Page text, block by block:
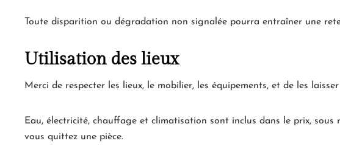
Toute disparition ou dégradation non signalée pourra entraîner une
Utilisation des lieux
Merci de respecter les lieux, le mobilier, les équipements, et de les
Eau, électricité, chauffage et climatisation sont inclus dans le prix,
vous quittez une pièce.